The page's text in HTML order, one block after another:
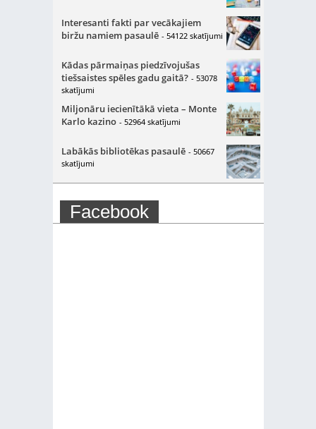
Interesanti fakti par vecākajiem
biržu namiem pasaulē - 54122 skatījumi
Kādas pārmaiņas piedzīvojušas
tiešsaistes spēles gadu gaitā? - 53078
skatījumi
Miljonāru iecienītākā vieta – Monte
Karlo kazino - 52964 skatījumi
Labākās bibliotēkas pasaulē - 50667
skatījumi
Facebook